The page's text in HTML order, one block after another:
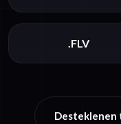
.FLV
Desteklenen